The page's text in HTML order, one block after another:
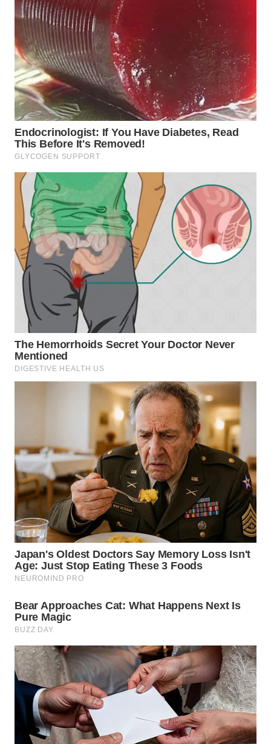
DANAU
TOBA
WN
NIAS
WN
LANGKAT
WN
TAPANULI
SELATAN
WN
TANJUNG
LESUNG
WN
KARO
WN
SIMALUNGUN
TENGAH
WN DELI
SERDANG
WN
TEBING
TINGGI
WN
WN
WN
BEKASI
WN
BOGOR